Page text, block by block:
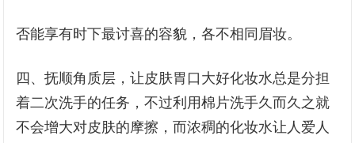
否能享有时下最讨喜的容貌，各不相同眉妆。
四、抚顺角质层，让皮肤胃口大好化妆水总是分担
着二次洗手的任务，不过利用棉片洗手久而久之就
不会增大对皮肤的摩擦，而浓稠的化妆水让人爱人